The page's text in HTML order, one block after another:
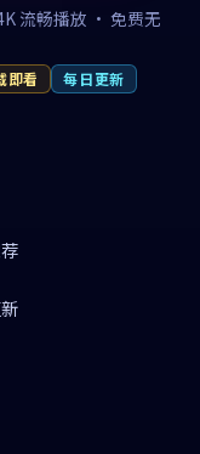
流畅播放 · 免费无
即看 每日更新